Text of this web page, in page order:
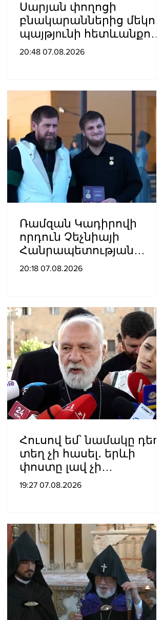
Սարյան փողոցի
բնակարաններից մեկում
պայթյnւնի հետևանքով
55-ամյա տղամարդը
հիվանդանոց
20:48 07.08.2026
Ռամզան Կադիրովի
որդուն Չեչնիայի
Հանրապետության
հերոսի կոչում են
20:18 07.08.2026
Հուսով եմ՝ նամակը դեռ
տեղ չի հասել․ երևի
փոստը լավ չի
աշխատում․ Նաթան
մասին
19:27 07.08.2026